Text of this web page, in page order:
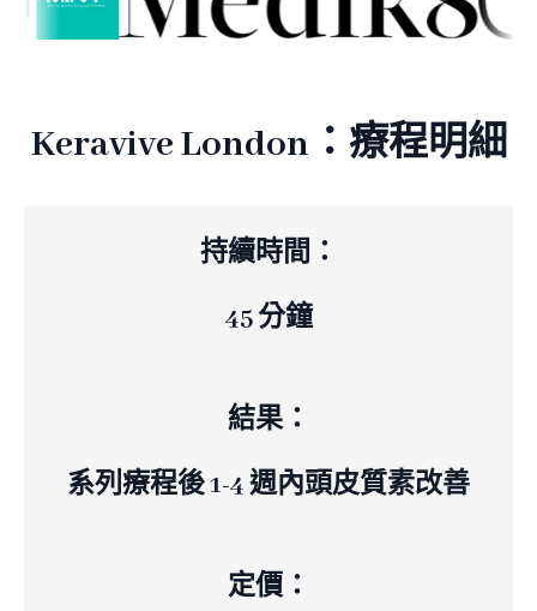
Keravive London：療程明細
持續時間：
45 分鐘
結果：
系列療程後 1-4 週內頭皮質素改善
定價：